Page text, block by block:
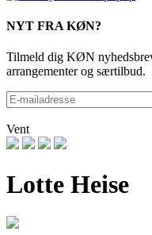
NYT FRA KØN?
Tilmeld dig KØN
arrangementer og særtilbud.
Vent
Lotte Heise